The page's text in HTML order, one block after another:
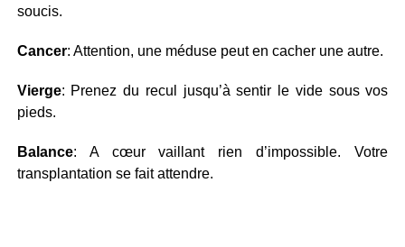
soucis.
Cancer: Attention, une méduse peut en cacher une autre.
Vierge: Prenez du recul jusqu’à sentir le vide sous vos
pieds.
Balance: A cœur vaillant rien d’impossible. Votre
transplantation se fait attendre.